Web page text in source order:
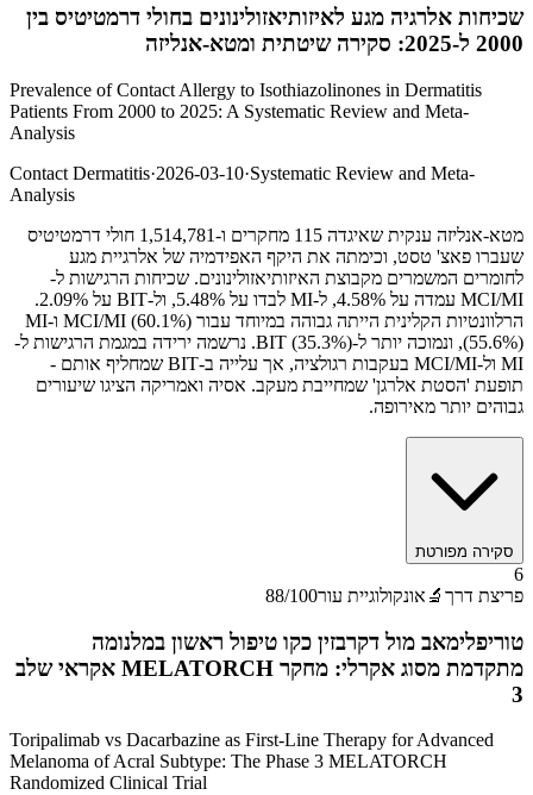
שכיחות אלרגיה מגע לאיזותיאזולינונים בחולי דרמטיטיס בין
2000 ל-2025: סקירה שיטתית ומטא-אנליזה
Prevalence of Contact Allergy to Isothiazolinones in Dermatitis
Patients From 2000 to 2025: A Systematic Review and Meta-
Analysis
Contact Dermatitis·2026-03-10·Systematic Review and Meta-
Analysis
מטא-אנליזה ענקית שאיגדה 115 מחקרים ו-1,514,781 חולי דרמטיטיס
שעברו פאצ' טסט, וכימתה את היקף האפידמיה של אלרגיית מגע
לחומרים המשמרים מקבוצת האיזותיאזולינונים. שכיחות הרגישות ל-
MCI/MI עמדה על 4.58%, ל-MI לבדו על 5.48%, ול-BIT על 2.09%.
הרלוונטיות הקלינית הייתה גבוהה במיוחד עבור MCI/MI (60.1%) ו-MI
(55.6%), ונמוכה יותר ל-BIT (35.3%). נרשמה ירידה במגמת הרגישות ל-
MI ול-MCI/MI בעקבות רגולציה, אך עלייה ב-BIT שמחליף אותם -
תופעת 'הסטת אלרגן' שמחייבת מעקב. אסיה ואמריקה הציגו שיעורים
גבוהים יותר מאירופה.
סקירה מפורטת
6
פריצת דרך 🔬 אונקולוגיית עור 88/100
טוריפלימאב מול דקרבזין כקו טיפול ראשון במלנומה
מתקדמת מסוג אקרלי: מחקר MELATORCH אקראי שלב
3
Toripalimab vs Dacarbazine as First-Line Therapy for Advanced
Melanoma of Acral Subtype: The Phase 3 MELATORCH
Randomized Clinical Trial